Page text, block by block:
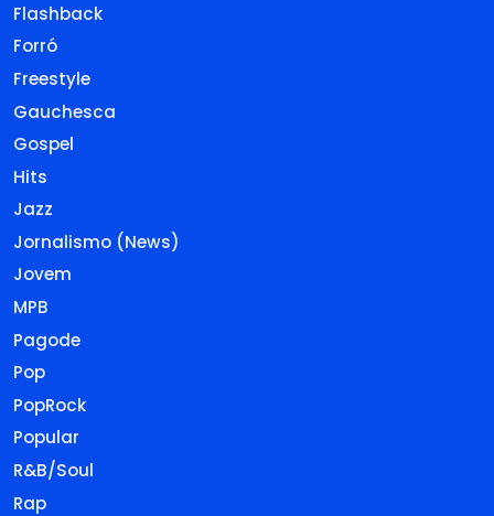
Flashback
Forró
Freestyle
Gauchesca
Gospel
Hits
Jazz
Jornalismo (News)
Jovem
MPB
Pagode
Pop
PopRock
Popular
R&B/Soul
Rap